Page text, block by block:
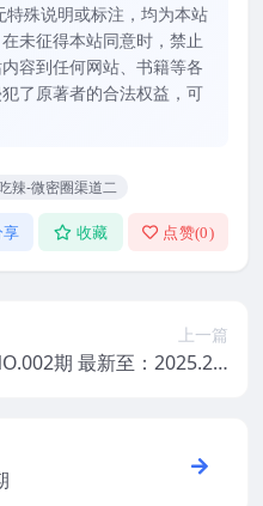
殊说明或标注，均为本站
未征得本站同意时，禁止
容到任何网站、书籍等各
了原著者的合法权益，可
辣-微密圈渠道二
享 收藏 点赞(0)
上一篇
期 最新至：2025.2.1